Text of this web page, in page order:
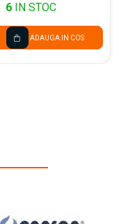
6 IN STOC
ADAUGA IN COS